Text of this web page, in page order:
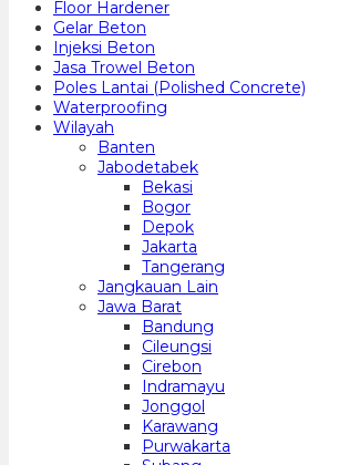
Floor Hardener
Gelar Beton
Injeksi Beton
Jasa Trowel Beton
Poles Lantai (Polished Concrete)
Waterproofing
Wilayah
Banten
Jabodetabek
Bekasi
Bogor
Depok
Jakarta
Tangerang
Jangkauan Lain
Jawa Barat
Bandung
Cileungsi
Cirebon
Indramayu
Jonggol
Karawang
Purwakarta